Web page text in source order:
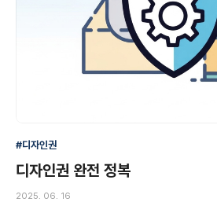
#디자인권
디자인권 완전 정복
2025. 06. 16